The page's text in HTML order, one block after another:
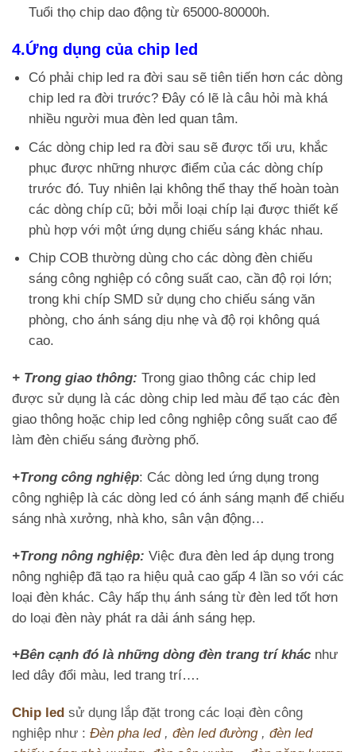
Tuổi thọ chip dao động từ 65000-80000h.
4.Ứng dụng của chip led
Có phải chip led ra đời sau sẽ tiên tiến hơn các dòng
chip led ra đời trước? Đây có lẽ là câu hỏi mà khá
nhiều người mua đèn led quan tâm.
Các dòng chip led ra đời sau sẽ được tối ưu, khắc
phục được những nhược điểm của các dòng chíp
trước đó. Tuy nhiên lại không thể thay thế hoàn toàn
các dòng chíp cũ; bởi mỗi loại chíp lại được thiết kế
phù hợp với một ứng dụng chiếu sáng khác nhau.
Chip COB thường dùng cho các dòng đèn chiếu
sáng công nghiệp có công suất cao, cần độ rọi lớn;
trong khi chíp SMD sử dụng cho chiếu sáng văn
phòng, cho ánh sáng dịu nhẹ và độ rọi không quá
cao.
+ Trong giao thông: Trong giao thông các chip led
được sử dụng là các dòng chip led màu để tạo các đèn
giao thông hoặc chip led công nghiệp công suất cao để
làm đèn chiếu sáng đường phố.
+Trong công nghiệp: Các dòng led ứng dụng trong
công nghiệp là các dòng led có ánh sáng mạnh để chiếu
sáng nhà xưởng, nhà kho, sân vận động…
+Trong nông nghiệp: Việc đưa đèn led áp dụng trong
nông nghiệp đã tạo ra hiệu quả cao gấp 4 lần so với các
loại đèn khác. Cây hấp thụ ánh sáng từ đèn led tốt hơn
do loại đèn này phát ra dải ánh sáng hẹp.
+Bên cạnh đó là những dòng đèn trang trí khác như
led dây đổi màu, led trang trí….
Chip led sử dụng lắp đặt trong các loại đèn công
nghiệp như : Đèn pha led, đèn led đường, đèn led